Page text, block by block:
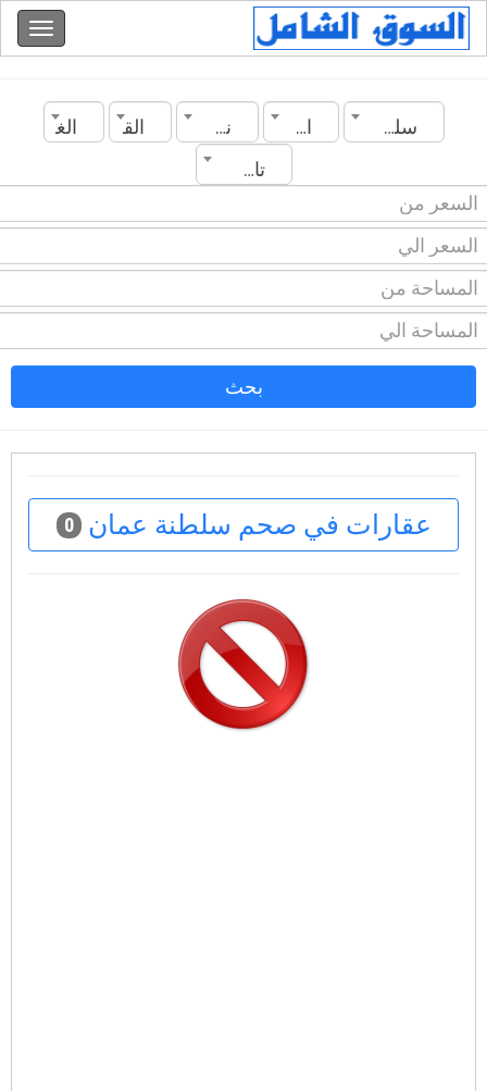
سلطنة عمان المدينة نوع العقار القسم
الغرف
تاريخ الانشاء
بحث
عقارات في صحم سلطنة عمان 0